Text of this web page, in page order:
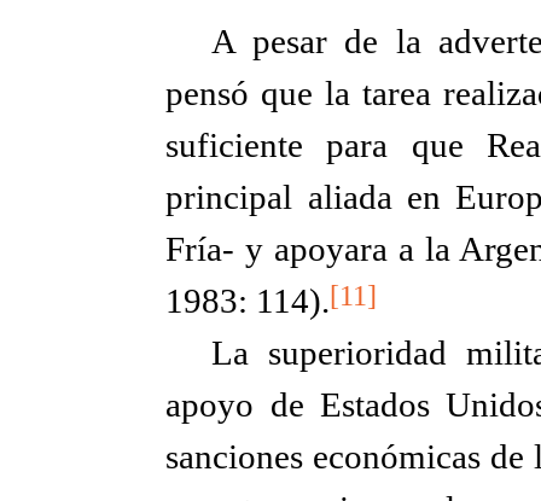
A pesar de la
pensó que la tarea
suficiente para que
principal aliada en
Fría- y apoyara a la
1983: 114).[11]
La superioridad
apoyo de Estados
sanciones económicas